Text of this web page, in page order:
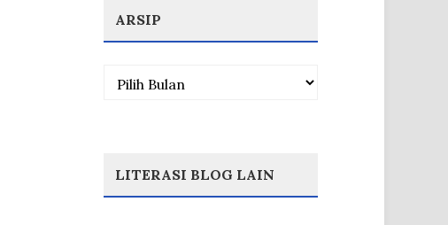
ARSIP
Arsip
LITERASI BLOG LAIN